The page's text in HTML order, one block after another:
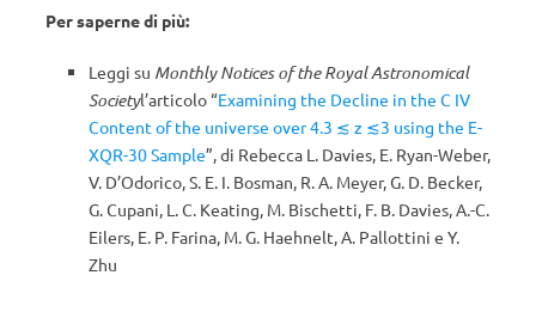
Per saperne di più:
Leggi su Monthly Notices of the Royal Astronomical
Societyl’articolo “Examining the Decline in the C IV
Content of the universe over 4.3 ≲ z ≲3 using the E-
XQR-30 Sample”, di Rebecca L. Davies, E. Ryan-Weber,
V. D’Odorico, S. E. I. Bosman, R. A. Meyer, G. D. Becker,
G. Cupani, L. C. Keating, M. Bischetti, F. B. Davies, A.-C.
Eilers, E. P. Farina, M. G. Haehnelt, A. Pallottini e Y.
Zhu